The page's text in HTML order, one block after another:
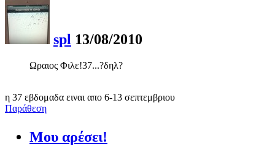
spl 13/08/2010
Ωραιος Φιλε!37...?δηλ?
η 37 εβδομαδα ειναι απο 6-13 σεπτεμβριου
Παράθεση
Μου αρέσει!